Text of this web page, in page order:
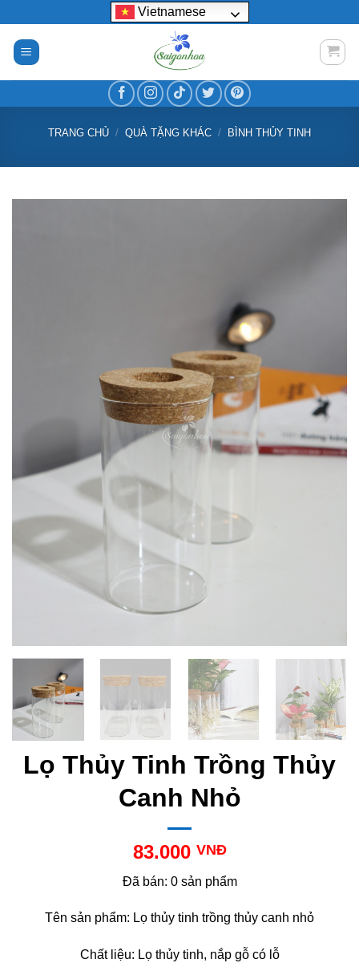
nội
dung
Vietnamese
TRANG CHỦ / QUÀ TẶNG KHÁC / BÌNH THỦY TINH
Lọ Thủy Tinh Trồng Thủy
Canh Nhỏ
83.000 VNĐ
Đã bán: 0 sản phẩm
Tên sản phẩm: Lọ thủy tinh trồng thủy canh nhỏ
Chất liệu: Lọ thủy tinh, nắp gỗ có lỗ